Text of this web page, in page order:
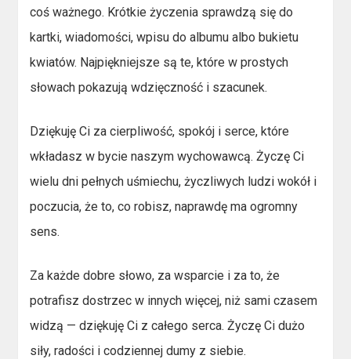
coś ważnego. Krótkie życzenia sprawdzą się do
kartki, wiadomości, wpisu do albumu albo bukietu
kwiatów. Najpiękniejsze są te, które w prostych
słowach pokazują wdzięczność i szacunek.
Dziękuję Ci za cierpliwość, spokój i serce, które
wkładasz w bycie naszym wychowawcą. Życzę Ci
wielu dni pełnych uśmiechu, życzliwych ludzi wokół i
poczucia, że to, co robisz, naprawdę ma ogromny
sens.
Za każde dobre słowo, za wsparcie i za to, że
potrafisz dostrzec w innych więcej, niż sami czasem
widzą — dziękuję Ci z całego serca. Życzę Ci dużo
siły, radości i codziennej dumy z siebie.